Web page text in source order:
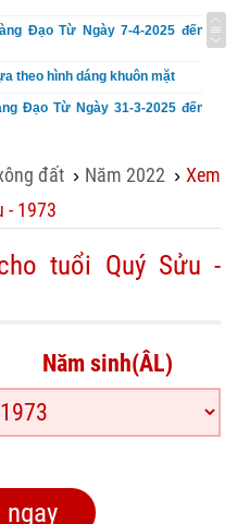
Đạo Từ Ngày 7-4-2025 đến
theo hình dáng khuôn mặt
Đạo Từ Ngày 31-3-2025 đến
đất › Năm 2022 ›Xem
- 1973
tuổi Quý Sửu -
Năm sinh(ÂL)